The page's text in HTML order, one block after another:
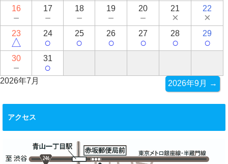
16
－
17
－
18
－
19
－
20
－
21
×
22
×
23
△
24
○
25
○
26
○
27
○
28
○
29
○
30
－
31
○
2026年7月 2026年9月 →
アクセス